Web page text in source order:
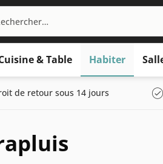
& Table Habiter
de retour sous 14 jours